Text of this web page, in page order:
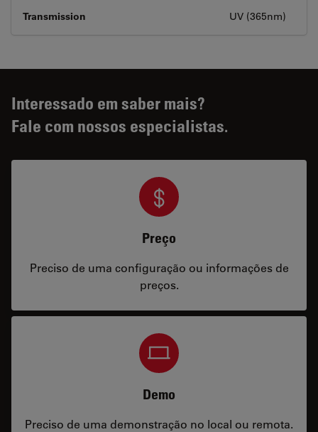
Transmission UV (365nm)
Interessado em saber mais?
Fale com nossos especialistas.
Preço
Preciso de uma configuração ou informações de
preços.
Demo
Preciso de uma demonstração no local ou remota.